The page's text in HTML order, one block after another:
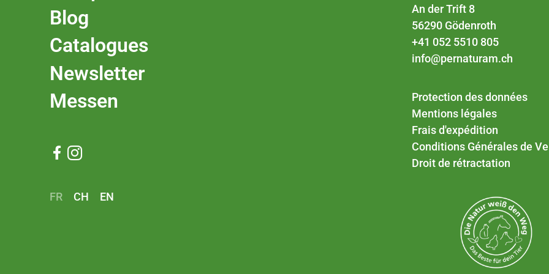
Blog
Catalogues
Newsletter
Messen
 
FR CH EN
An der Trift 8
56290 Gödenroth
+41 052 5510 805
info@pernaturam.ch
Protection des données
Mentions légales
Frais d'expédition
Conditions Générales de
Droit de rétractation